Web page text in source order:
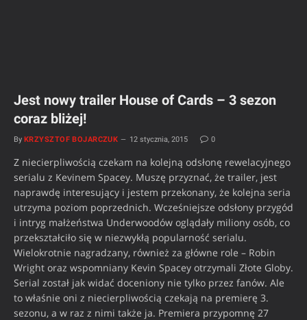
Jest nowy trailer House of Cards – 3 sezon
coraz bliżej!
By KRZYSZTOF BOJARCZUK 12 stycznia, 2015 0
Z niecierpliwością czekam na kolejną odsłonę rewelacyjnego
serialu z Kevinem Spacey. Muszę przyznać, że trailer, jest
naprawdę interesujący i jestem przekonany, że kolejna seria
utrzyma poziom poprzednich. Wcześniejsze odsłony przygód
i intryg małżeństwa Underwoodów oglądały miliony osób, co
przekształciło się w niezwykłą popularność serialu.
Wielokrotnie nagradzany, również za główne role – Robin
Wright oraz wspomniany Kevin Spacey otrzymali Złote Globy.
Serial został jak widać doceniony nie tylko przez fanów. Ale
to właśnie oni z niecierpliwością czekają na premierę 3.
sezonu, a w raz z nimi także ja. Premiera przypomnę 27